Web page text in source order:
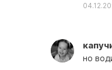
но